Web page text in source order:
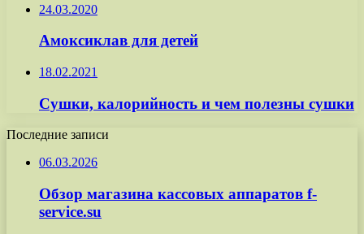
24.03.2020
Амоксиклав для детей
18.02.2021
Сушки, калорийность и чем полезны сушки
Последние записи
06.03.2026
Обзор магазина кассовых аппаратов f-
service.su